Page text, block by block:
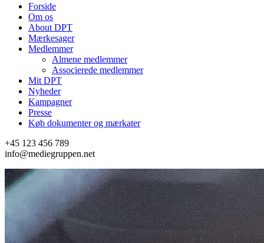
Forside
Om os
About DPT
Mærkesager
Medlemmer
Almene medlemmer
Associerede medlemmer
Mit DPT
Nyheder
Kampagner
Presse
Køb dokumenter og mærkater
+45 123 456 789
info@mediegruppen.net